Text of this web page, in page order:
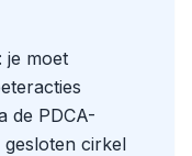
je moet
de PDCA-
cirkel